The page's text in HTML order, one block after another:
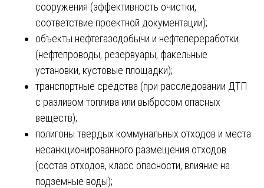
сооружения (эффективность очистки,
соответствие проектной документации);
объекты нефтегазодобычи и нефтепереработки
(нефтепроводы, резервуары, факельные
установки, кустовые площадки);
транспортные средства (при расследовании ДТП
с разливом топлива или выбросом опасных
веществ);
полигоны твердых коммунальных отходов и места
несанкционированного размещения отходов
(состав отходов, класс опасности, влияние на
подземные воды);